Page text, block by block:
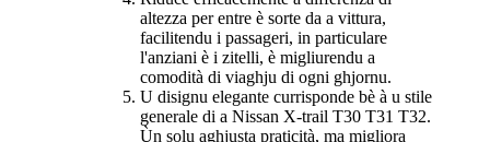
altezza per entre è sorte da a vittura,
facilitendu i passageri, in particulare
l'anziani è i zitelli, è migliurendu a
comodità di viaghju di ogni ghjornu.
U disignu elegante currisponde bè à u stile
generale di a Nissan X-trail T30 T31 T32.
Ùn solu aghjusta praticità, ma migliora